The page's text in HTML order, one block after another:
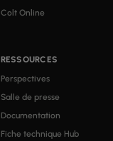
RESSOURCES
Perspectives
Salle de presse
Documentation
Fiche technique Hub
Colt Online